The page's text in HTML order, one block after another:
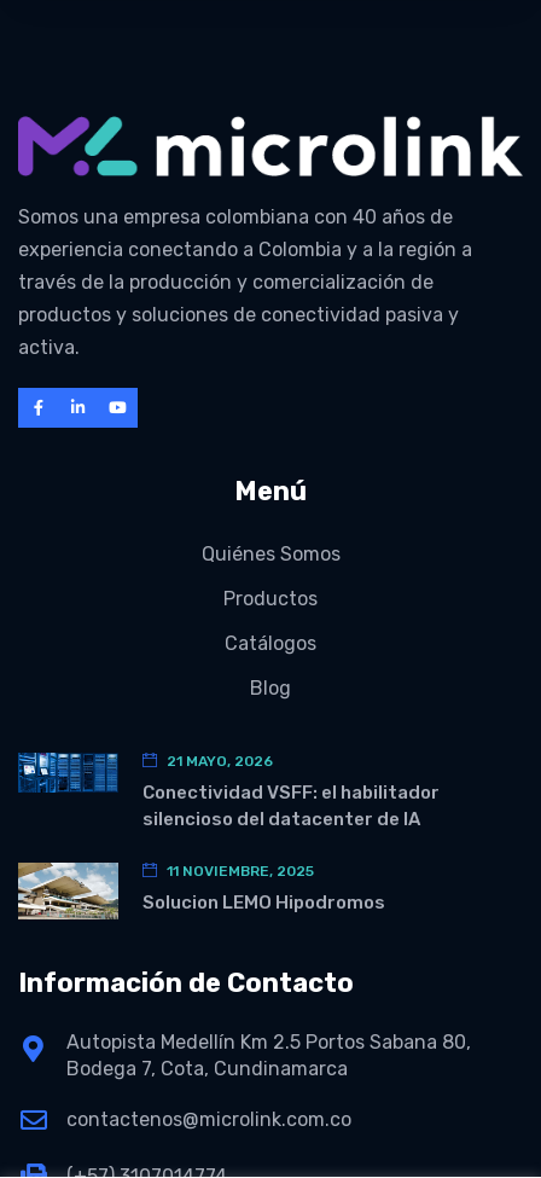
Somos una empresa colombiana con 40 años de
experiencia conectando a Colombia y a la región a
través de la producción y comercialización de
productos y soluciones de conectividad pasiva y
activa.
Menú
Quiénes Somos
Productos
Catálogos
Blog
21 MAYO, 2026
Conectividad VSFF: el habilitador
silencioso del datacenter de IA
11 NOVIEMBRE, 2025
Solucion LEMO Hipodromos
Información de Contacto
Autopista Medellín Km 2.5 Portos Sabana 80,
Bodega 7, Cota, Cundinamarca
contactenos@microlink.com.co